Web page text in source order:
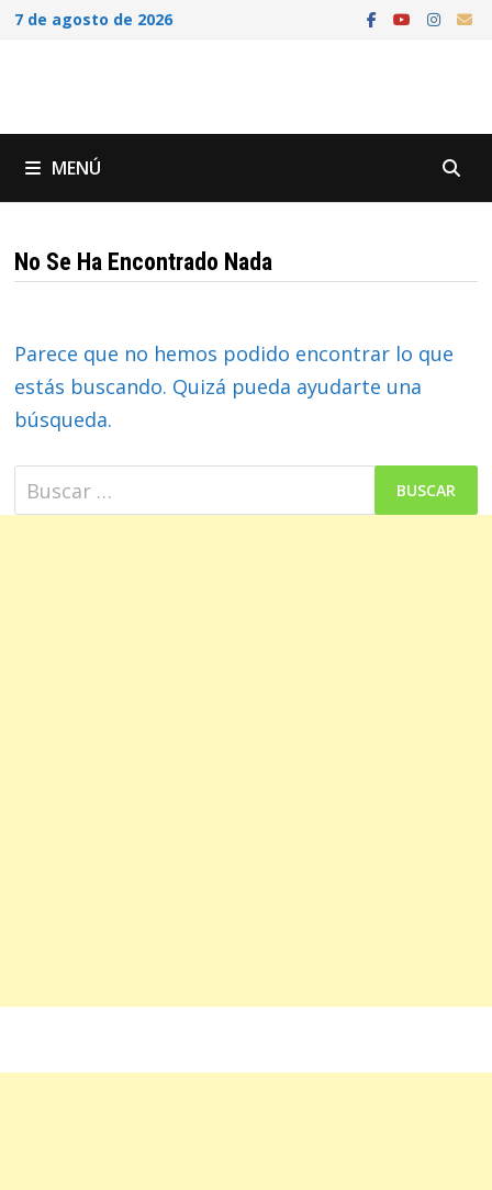
Saltar
7 de agosto de 2026
MENÚ
No Se Ha Encontrado Nada
Parece que no hemos podido encontrar lo que
estás buscando. Quizá pueda ayudarte una
búsqueda.
Buscar: